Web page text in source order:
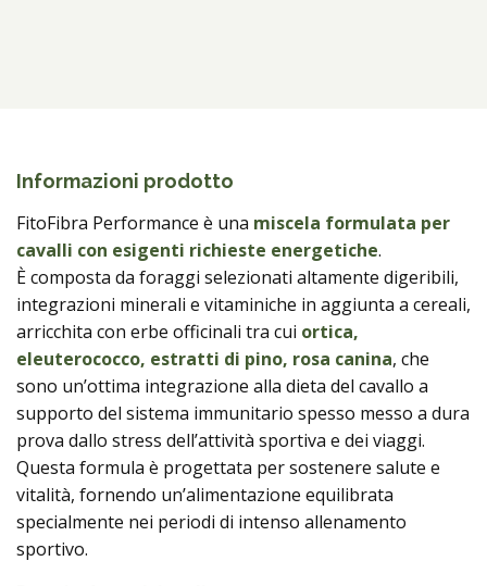
Informazioni prodotto
FitoFibra Performance è una miscela formulata per
cavalli con esigenti richieste energetiche.
È composta da foraggi selezionati altamente digeribili,
integrazioni minerali e vitaminiche in aggiunta a cereali,
arricchita con erbe officinali tra cui ortica,
eleuterococco, estratti di pino, rosa canina, che
sono un’ottima integrazione alla dieta del cavallo a
supporto del sistema immunitario spesso messo a dura
prova dallo stress dell’attività sportiva e dei viaggi.
Questa formula è progettata per sostenere salute e
vitalità, fornendo un’alimentazione equilibrata
specialmente nei periodi di intenso allenamento
sportivo.